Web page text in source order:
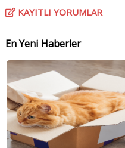
KAYITLI YORUMLAR
En Yeni Haberler